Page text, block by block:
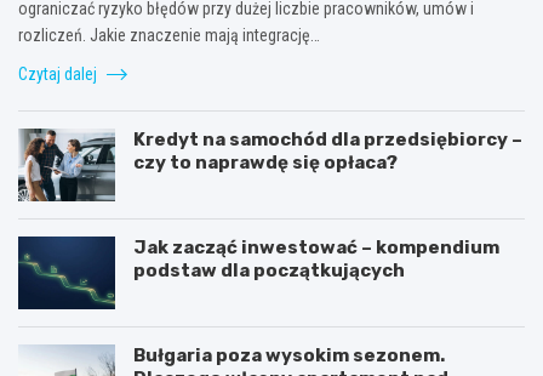
ograniczać ryzyko błędów przy dużej liczbie pracowników, umów i
rozliczeń. Jakie znaczenie mają integrację…
Czytaj dalej
Kredyt na samochód dla przedsiębiorcy –
czy to naprawdę się opłaca?
Jak zacząć inwestować – kompendium
podstaw dla początkujących
Bułgaria poza wysokim sezonem.